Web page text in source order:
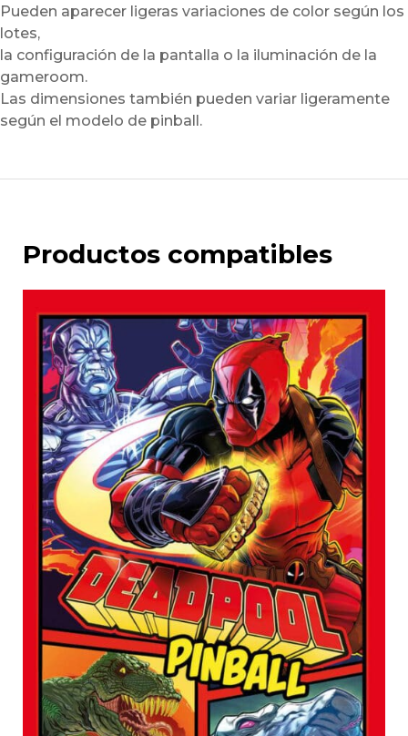
Pueden aparecer ligeras variaciones de color según los
lotes,
la configuración de la pantalla o la iluminación de la
gameroom.
Las dimensiones también pueden variar ligeramente
según el modelo de pinball.
Productos compatibles